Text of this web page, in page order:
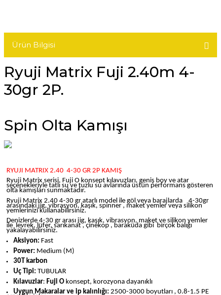
Ürün Bilgisi
Ryuji Matrix Fuji 2.40m 4-
30gr 2P.
Spin Olta Kamışı
RYUJI MATRIX 2.40 4-30 GR 2P KAMIŞ
Ryuji Matrix serisi, Fuji O konsept kılavuzları, geniş boy ve atar
seçenekleriyle tatlı su ve tuzlu su avlarında üstün performans gösteren
olta kamışları sunmaktadır.
Ryuji Matrix 2.40 4-30 gr atarlı model ile göl veya barajlarda
4-30gr
arasındaki jig, vibrasyon, kaşık, spinner , maket yemler veya silikon
yemlerinizi kullanabilirsiniz.
Denizlerde 4-30 gr arası jig, kaşık, vibrasyon, maket ve silikon yemler
ile levrek, lüfer, sarıkanat , çinekop , baraküda gibi birçok balığı
yakalayabilirsiniz.
Aksiyon: Fast
Power: Medium (M)
30T karbon
Uç Tipi: TUBULAR
Kılavuzlar: Fuji O konsept, korozyona dayanıklı
Uygun Makaralar ve ip kalınlığı: 2500-3000 boyutları , 0.8-1.5 PE